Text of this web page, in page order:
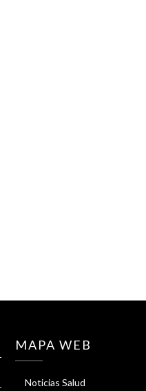
MAPA WEB
Noticias Salud